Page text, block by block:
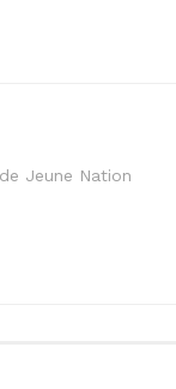
Jeune Nation